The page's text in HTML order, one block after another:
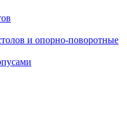
и опорно-поворотные